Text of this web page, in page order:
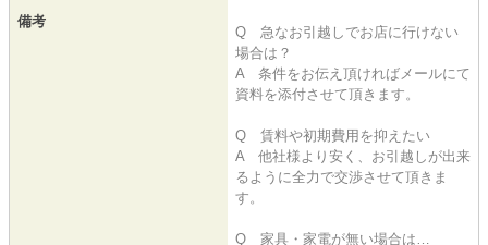
備考
Q 急なお引越しでお店に行けない
場合は？
A 条件をお伝え頂ければメールにて
資料を添付させて頂きます。
Q 賃料や初期費用を抑えたい
A 他社様より安く、お引越しが出来
るように全力で交渉させて頂きま
す。
Q 家具・家電が無い場合は…